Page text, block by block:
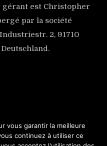
gérant est Christopher
par la société
2, 91710
vous garantir la meilleure
continuez à utiliser ce